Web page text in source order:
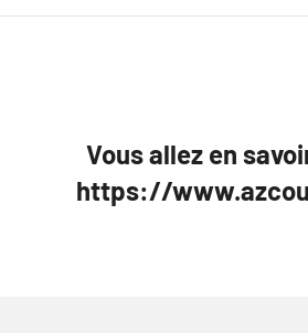
Vous allez en
https://